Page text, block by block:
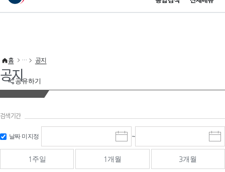
이 누리집은 대한민국 공식 전자정부 누리집입니다.
공유하기
홈 공지
공지
검색기간
날짜 미지정
시
작
일
선
~
종
료
선
1주일 1개월 3개월